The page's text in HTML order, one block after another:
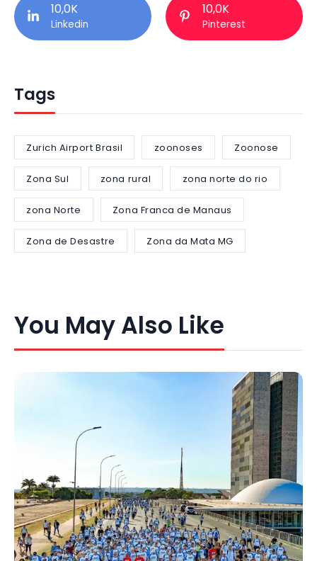
10,0K
Linkedin
10,0K
Pinterest
Tags
Zurich Airport Brasil zoonoses Zoonose
Zona Sul zona rural zona norte do rio
zona Norte Zona Franca de Manaus
Zona de Desastre Zona da Mata MG
You May Also Like